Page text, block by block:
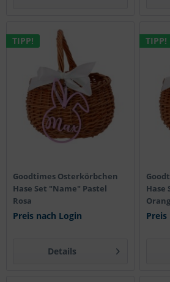
TIPP!
Goodtimes Osterkörbchen
Hase Set "Name" Pastel
Rosa
Preis nach Login
Details
TIPP!
Hase
Preis